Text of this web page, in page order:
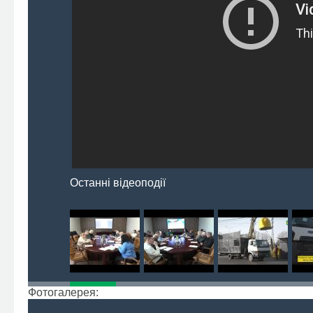
Останні відеоподії
Фотогалерея: